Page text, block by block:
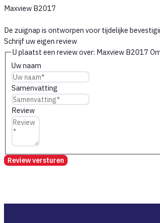
Maxview B2017
De zuignap is ontworpen voor tijdelijke
Schrijf uw eigen review
U plaatst een review over: Maxview B2017
Uw naam
Samenvatting
Review
Review versturen